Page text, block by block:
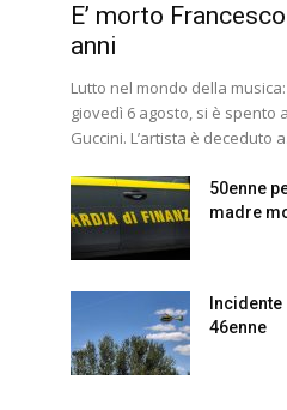
E’ morto
anni
Lutto nel mondo della
giovedì 6 agosto, si è spento
Guccini. L’artista è deceduto
50enne
madre
46enne